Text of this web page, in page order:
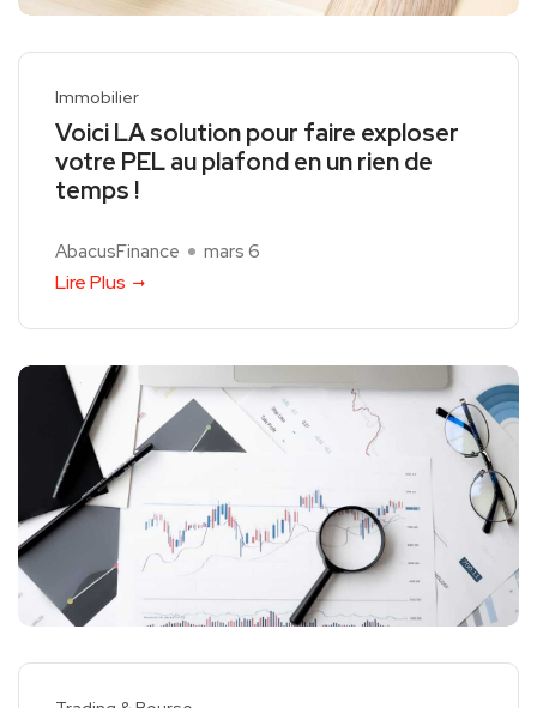
Immobilier
Voici LA solution pour faire exploser
votre PEL au plafond en un rien de
temps !
AbacusFinance mars 6
Lire Plus